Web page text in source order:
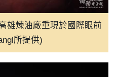
雄煉油廠重現於國際眼前
所提供)